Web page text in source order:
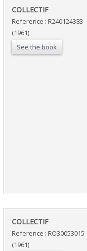
‎COLLECTIF‎
Reference : R240124383
(1961)
See the book
‎COLLECTIF‎
Reference : RO30053015
(1961)